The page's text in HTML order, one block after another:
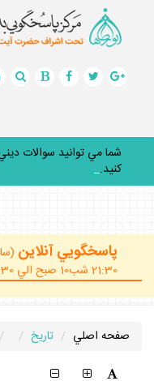
كنيد. _
پاسخگويي آنلاين
21:30 شب10 صبح الي 11:30 ظهر)
صفحه اصلي تاريخ